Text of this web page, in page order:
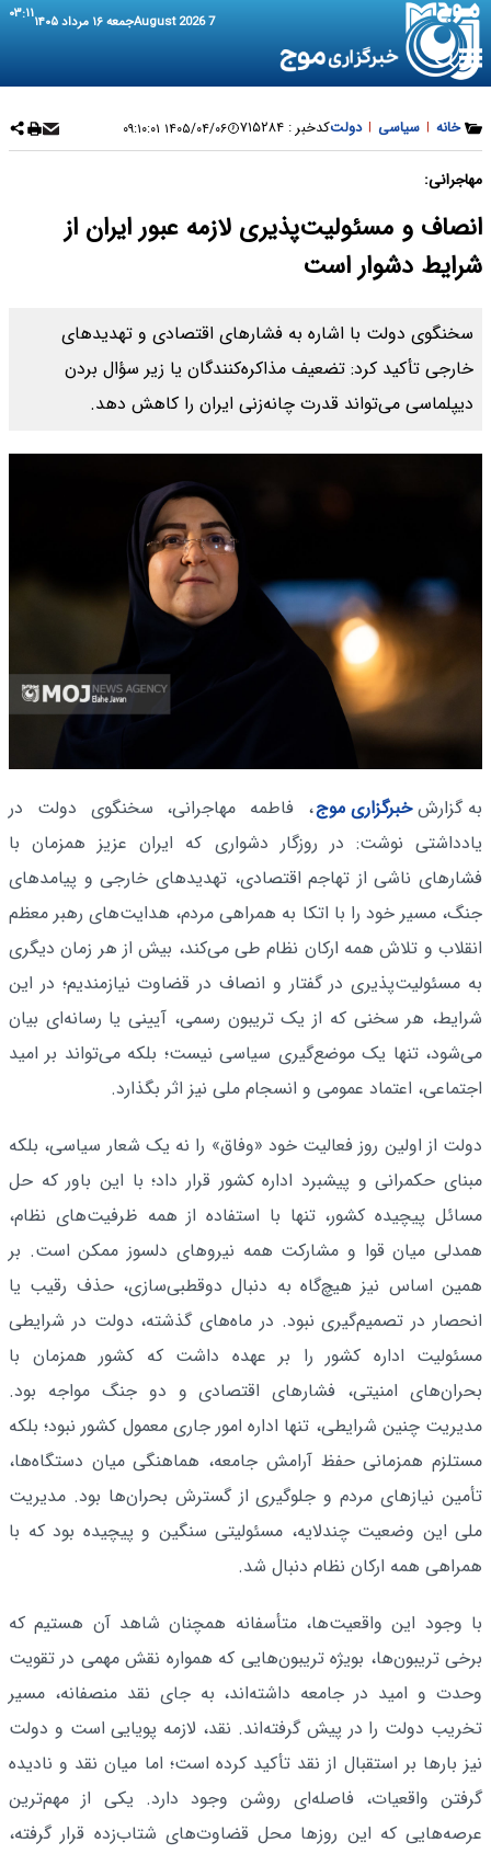
7 August 2026 جمعه ۱۶ مرداد ۱۴۰۵ ۰۳:۱۱
خانه | سیاسی | دولتکدخبر : ۷۱۵۲۸۴ ۱۴۰۵/۰۴/۰۶ ۰۹:۱۰:۰۱
مهاجرانی:
انصاف و مسئولیت‌پذیری لازمه عبور ایران از
شرایط دشوار است
سخنگوی دولت با اشاره به فشارهای اقتصادی و تهدیدهای
خارجی تأکید کرد: تضعیف مذاکره‌کنندگان یا زیر سؤال بردن
دیپلماسی می‌تواند قدرت چانه‌زنی ایران را کاهش دهد.
به گزارشخبرگزاری موج، فاطمه مهاجرانی، سخنگوی دولت در
یادداشتی نوشت: در روزگار دشواری که ایران عزیز همزمان با
فشارهای ناشی از تهاجم اقتصادی، تهدیدهای خارجی و پیامدهای
جنگ، مسیر خود را با اتکا به همراهی مردم، هدایت‌های رهبر معظم
انقلاب و تلاش همه ارکان نظام طی می‌کند، بیش از هر زمان دیگری
به مسئولیت‌پذیری در گفتار و انصاف در قضاوت نیازمندیم؛ در این
شرایط، هر سخنی که از یک تریبون رسمی، آیینی یا رسانه‌ای بیان
می‌شود، تنها یک موضع‌گیری سیاسی نیست؛ بلکه می‌تواند بر امید
اجتماعی، اعتماد عمومی و انسجام ملی نیز اثر بگذارد.
دولت از اولین روز فعالیت خود «وفاق» را نه یک شعار سیاسی، بلکه
مبنای حکمرانی و پیشبرد اداره کشور قرار داد؛ با این باور که حل
مسائل پیچیده کشور، تنها با استفاده از همه ظرفیت‌های نظام،
همدلی میان قوا و مشارکت همه نیروهای دلسوز ممکن است. بر
همین اساس نیز هیچ‌گاه به دنبال دوقطبی‌سازی، حذف رقیب یا
انحصار در تصمیم‌گیری نبود. در ماه‌های گذشته، دولت در شرایطی
مسئولیت اداره کشور را بر عهده داشت که کشور همزمان با
بحران‌های امنیتی، فشارهای اقتصادی و دو جنگ مواجه بود.
مدیریت چنین شرایطی، تنها اداره امور جاری معمول کشور نبود؛ بلکه
مستلزم همزمانی حفظ آرامش جامعه، هماهنگی میان دستگاه‌ها،
تأمین نیازهای مردم و جلوگیری از گسترش بحران‌ها بود. مدیریت
ملی این وضعیت چندلایه، مسئولیتی سنگین و پیچیده بود که با
همراهی همه ارکان نظام دنبال شد.
با وجود این واقعیت‌ها، متأسفانه همچنان شاهد آن هستیم که
برخی تریبون‌ها، بویژه تریبون‌هایی که همواره نقش مهمی در تقویت
وحدت و امید در جامعه داشته‌اند، به جای نقد منصفانه، مسیر
تخریب دولت را در پیش گرفته‌اند. نقد، لازمه پویایی است و دولت
نیز بارها بر استقبال از نقد تأکید کرده است؛ اما میان نقد و نادیده
گرفتن واقعیات، فاصله‌ای روشن وجود دارد. یکی از مهم‌ترین
عرصه‌هایی که این روزها محل قضاوت‌های شتاب‌زده قرار گرفته،